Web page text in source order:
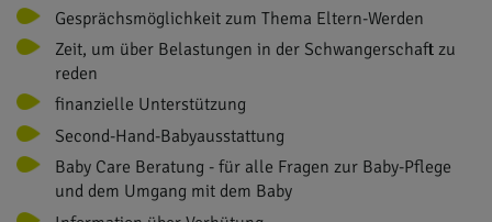
Gesprächsmöglichkeit zum Thema Eltern-Werden
Zeit, um über Belastungen in der Schwangerschaft zu
reden
finanzielle Unterstützung
Second-Hand-Babyausstattung
Baby Care Beratung - für alle Fragen zur Baby-Pflege
und dem Umgang mit dem Baby